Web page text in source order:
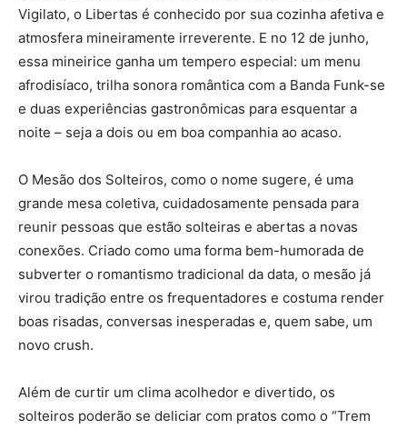
Vigilato, o Libertas é conhecido por sua cozinha afetiva e
atmosfera mineiramente irreverente. E no 12 de junho,
essa mineirice ganha um tempero especial: um menu
afrodisíaco, trilha sonora romântica com a Banda Funk-se
e duas experiências gastronômicas para esquentar a
noite – seja a dois ou em boa companhia ao acaso.
O Mesão dos Solteiros, como o nome sugere, é uma
grande mesa coletiva, cuidadosamente pensada para
reunir pessoas que estão solteiras e abertas a novas
conexões. Criado como uma forma bem-humorada de
subverter o romantismo tradicional da data, o mesão já
virou tradição entre os frequentadores e costuma render
boas risadas, conversas inesperadas e, quem sabe, um
novo crush.
Além de curtir um clima acolhedor e divertido, os
solteiros poderão se deliciar com pratos como o “Trem